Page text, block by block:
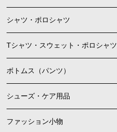
シャツ・ポロシャツ
Tシャツ・スウェット・ポロシャツ
ボトムス（パンツ）
シューズ・ケア用品
ファッション小物